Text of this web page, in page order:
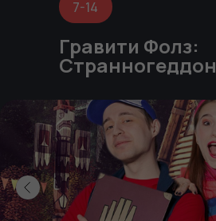
Цены парка
Онлайн-оплата
О парке
Правила посещения
Контакты
Гравити Фолз:
Странногеддон
7-14